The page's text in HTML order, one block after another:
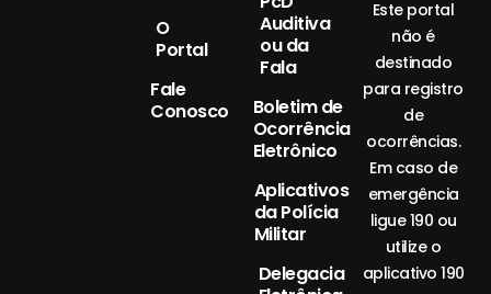
O
Portal
Fale
Conosco
Auditiva
ou da
Fala
Boletim de
Ocorrência
Eletrônico
Aplicativos
da Polícia
Militar
Delegacia
Este portal
não é
destinado
para registro
de
ocorrências.
Em caso de
emergência
ligue 190 ou
utilize o
aplicativo 190